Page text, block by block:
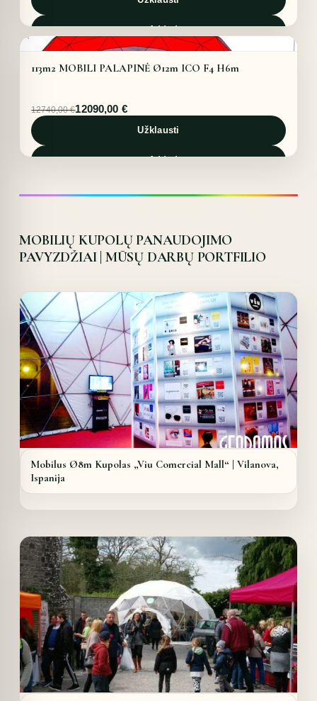
24300,00 €.
22220,00 €.
Added
OFFER!
113m2 MOBILI PALAPINĖ Ø12m ICO F4 H6m
12740,00€
Original
price
was:
12740,00 €.
12090,00 €
Current
price
is:
12090,00 €.
Užklausti
Added
MOBILIŲ KUPOLŲ PANAUDOJIMO
PAVYZDŽIAI | MŪSŲ DARBŲ PORTFILIO
Mobilus Ø8m Kupolas „Viu Comercial Mall“ | Vilanova,
Ispanija